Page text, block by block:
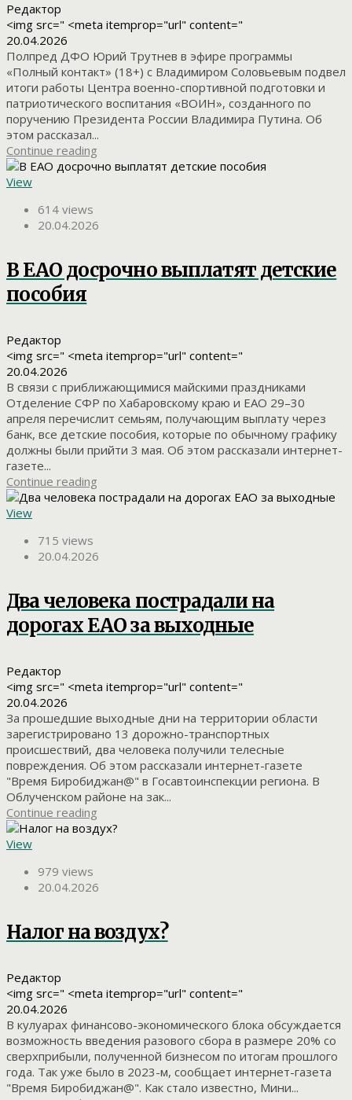
Редактор
<img src=" <meta itemprop="url" content="
20.04.2026
Полпред ДФО Юрий Трутнев в эфире программы
«Полный контакт» (18+) с Владимиром Соловьевым подвел
итоги работы Центра военно-спортивной подготовки и
патриотического воспитания «ВОИН», созданного по
поручению Президента России Владимира Путина. Об
этом рассказал...
Continue reading
View
614 views
20.04.2026
В ЕАО досрочно выплатят детские
пособия
Редактор
<img src=" <meta itemprop="url" content="
20.04.2026
В связи с приближающимися майскими праздниками
Отделение СФР по Хабаровскому краю и ЕАО 29–30
апреля перечислит семьям, получающим выплату через
банк, все детские пособия, которые по обычному графику
должны были прийти 3 мая. Об этом рассказали интернет-
газете...
Continue reading
View
715 views
20.04.2026
Два человека пострадали на
дорогах ЕАО за выходные
Редактор
<img src=" <meta itemprop="url" content="
20.04.2026
За прошедшие выходные дни на территории области
зарегистрировано 13 дорожно-транспортных
происшествий, два человека получили телесные
повреждения. Об этом рассказали интернет-газете
"Время Биробиджан@" в Госавтоинспекции региона. В
Облученском районе на зак...
Continue reading
View
979 views
20.04.2026
Налог на воздух?
Редактор
<img src=" <meta itemprop="url" content="
20.04.2026
В кулуарах финансово-экономического блока обсуждается
возможность введения разового сбора в размере 20% со
сверхприбыли, полученной бизнесом по итогам прошлого
года. Так уже было в 2023-м, сообщает интернет-газета
"Время Биробиджан@". Как стало известно, Мини...